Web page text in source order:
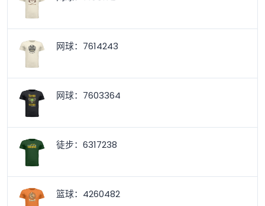
网球：7614243
网球：7603364
徒步：6317238
篮球：4260482